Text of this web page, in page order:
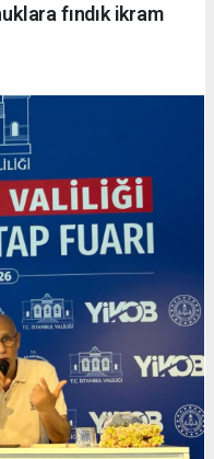
fındık ikram